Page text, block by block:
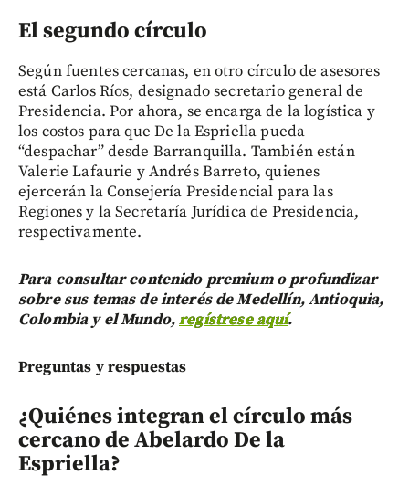
El segundo círculo
Según fuentes cercanas, en otro círculo de asesores
está Carlos Ríos, designado secretario general de
Presidencia. Por ahora, se encarga de la logística y
los costos para que De la Espriella pueda
“despachar” desde Barranquilla. También están
Valerie Lafaurie y Andrés Barreto, quienes
ejercerán la Consejería Presidencial para las
Regiones y la Secretaría Jurídica de Presidencia,
respectivamente.
Para consultar contenido premium o profundizar
sobre sus temas de interés de Medellín, Antioquia,
Colombia y el Mundo,regístrese aquí.
Preguntas y respuestas
¿Quiénes integran el círculo más
cercano de Abelardo De la
Espriella?